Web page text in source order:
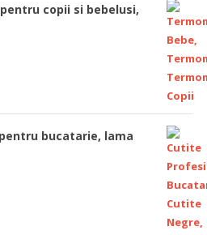
copii si bebelusi,
bucatarie, lama